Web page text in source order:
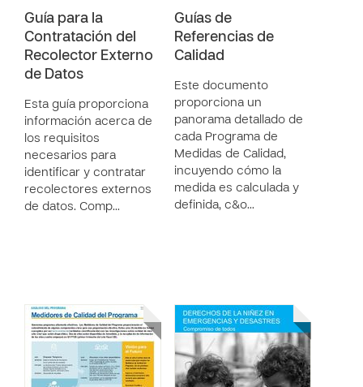
Guía para la
Contratación del
Recolector Externo
de Datos
Esta guía proporciona
información acerca de
los requisitos
necesarios para
identificar y contratar
recolectores externos
de datos. Comp…
Guías de
Referencias de
Calidad
Este documento
proporciona un
panorama detallado de
cada Programa de
Medidas de Calidad,
incuyendo cómo la
medida es calculada y
definida, c&o…